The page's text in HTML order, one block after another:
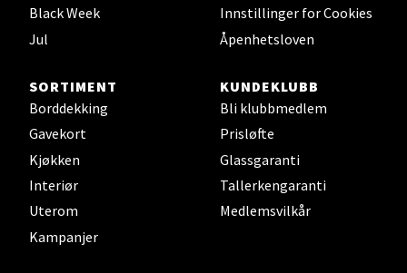
Black Week
Jul
Innstillinger for Cookies
Åpenhetsloven
SORTIMENT
Borddekking
Gavekort
Kjøkken
Interiør
Uterom
Kampanjer
KUNDEKLUBB
Bli klubbmedlem
Prisløfte
Glassgaranti
Tallerkengaranti
Medlemsvilkår
Ålesund - Thon Senter Moa
Åpent i dag 10-20
0 i butikk
Velg